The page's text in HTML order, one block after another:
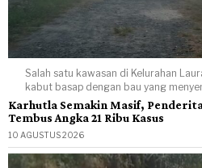
Salah satu kawasan di Kelurahan
kabut basap dengan bau yang
Karhutla Semakin Masif,
Tembus Angka 21 Ribu Kasus
10 AGUSTUS 2026